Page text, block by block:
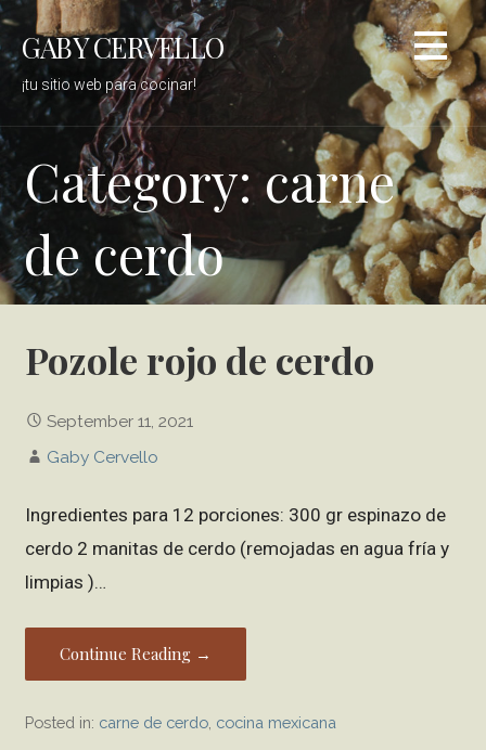
S
t
o
c
o
e
GABY CERVELLO
¡tu sitio web para cocinar!
Category: carne
de cerdo
Pozole rojo de cerdo
September 11, 2021
Gaby Cervello
Ingredientes para 12 porciones: 300 gr espinazo de
cerdo 2 manitas de cerdo (remojadas en agua fría y
limpias )…
Continue Reading →
Posted in: carne de cerdo cocina mexicana